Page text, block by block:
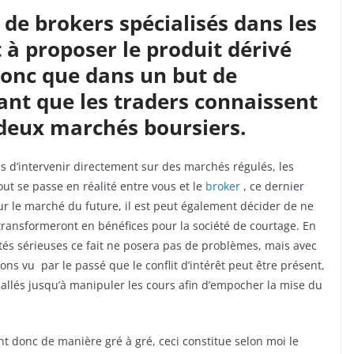
brokers spécialisés dans les
à proposer le produit dérivé
que dans un but de
que les traders connaissent
marchés boursiers.
d’intervenir directement sur des marchés régulés, les
se passe en réalité entre vous et le broker , ce dernier
le marché du future, il est peut également décider de ne
en bénéfices pour la société de courtage. En
sérieuses ce fait ne posera pas de problèmes, mais avec
vu par le passé que le conflit d’intérêt peut être présent,
jusqu’à manipuler les cours afin d’empocher la mise du
donc de manière gré à gré, ceci constitue selon moi le